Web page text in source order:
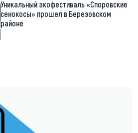
Уникальный экофестиваль «Споровские
сенокосы» прошел в Березовском
районе